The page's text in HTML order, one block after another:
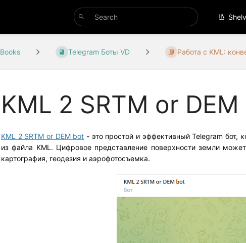
Books Telegram Боты VD Работа с KML:
KML 2 SRTM or
KML 2 SRTM or DEM bot - это простой и эффективный Telegram бот,
из файла KML. Цифровое представление поверхности земли
картография, геодезия и аэрофотосъемка.